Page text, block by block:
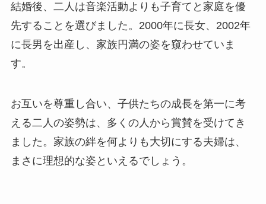
結婚後、二人は音楽活動よりも子育てと家庭を優
先することを選びました。2000年に長女、2002年
に長男を出産し、家族円満の姿を窺わせていま
す。
お互いを尊重し合い、子供たちの成長を第一に考
える二人の姿勢は、多くの人から賞賛を受けてき
ました。家族の絆を何よりも大切にする夫婦は、
まさに理想的な姿といえるでしょう。